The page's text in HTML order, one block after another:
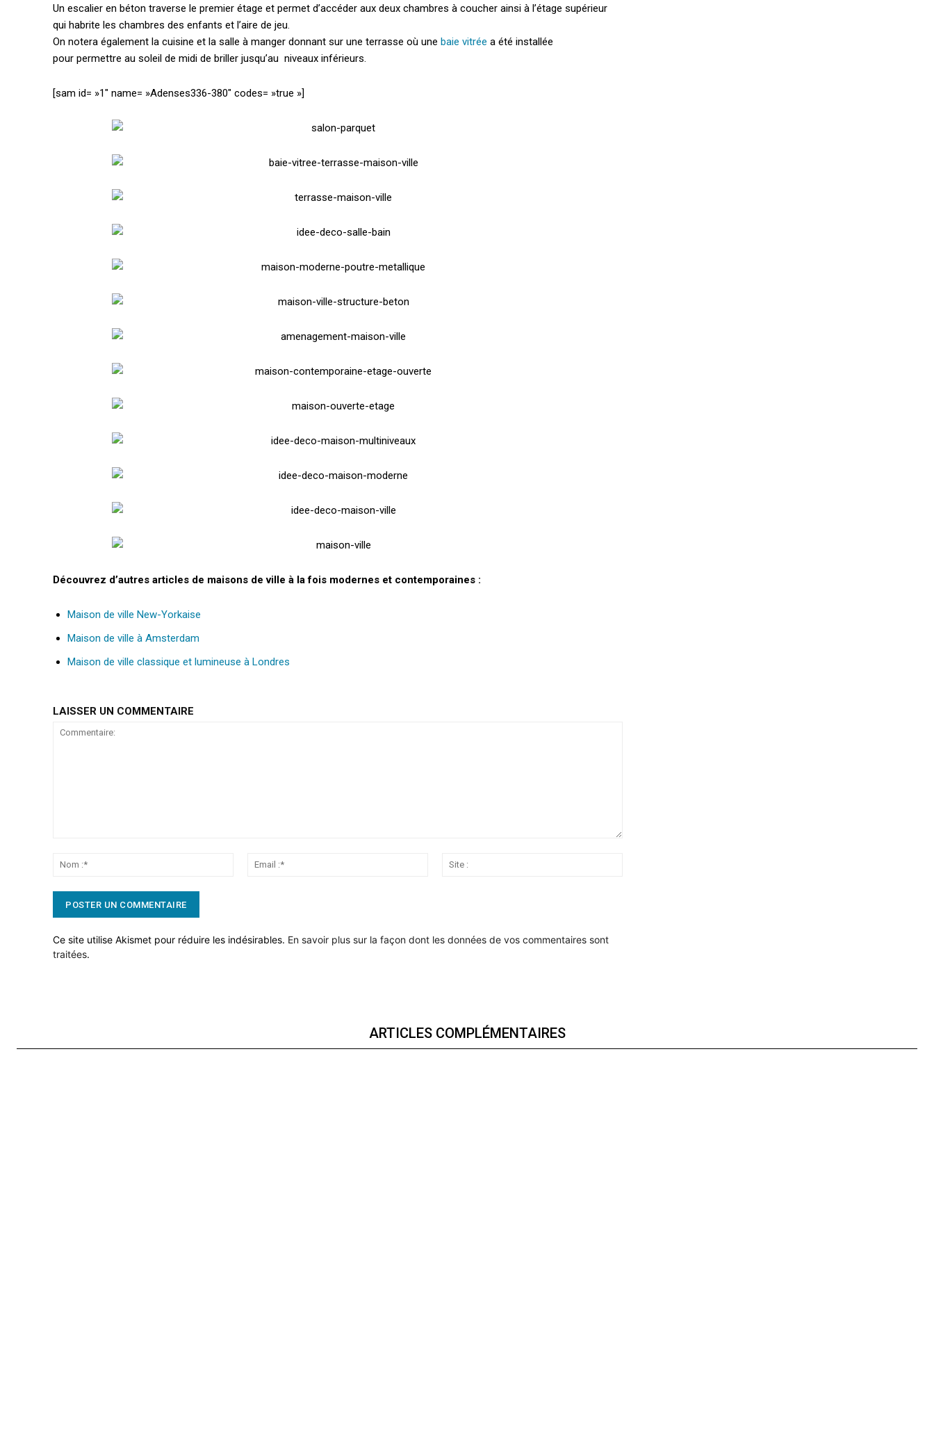
Un escalier en béton traverse le premier étage et permet d’accéder aux deux chambres à coucher ainsi à l’étage supérieur
qui habrite les chambres des enfants et l’aire de jeu.
On notera également la cuisine et la salle à manger donnant sur une terrasse où une baie vitrée a été installée
pour permettre au soleil de midi de briller jusqu’au niveaux inférieurs.
[sam id= »1″ name= »Adenses336-380″ codes= »true »]
Découvrez d’autres articles de maisons de ville à la fois modernes et contemporaines :
Maison de ville New-Yorkaise
Maison de ville à Amsterdam
Maison de ville classique et lumineuse à Londres
LAISSER UN COMMENTAIRE
Email
Ce site utilise Akismet pour réduire les indésirables. En savoir plus sur la façon dont les données de vos commentaires sont
traitées.
ARTICLES COMPLÉMENTAIRES